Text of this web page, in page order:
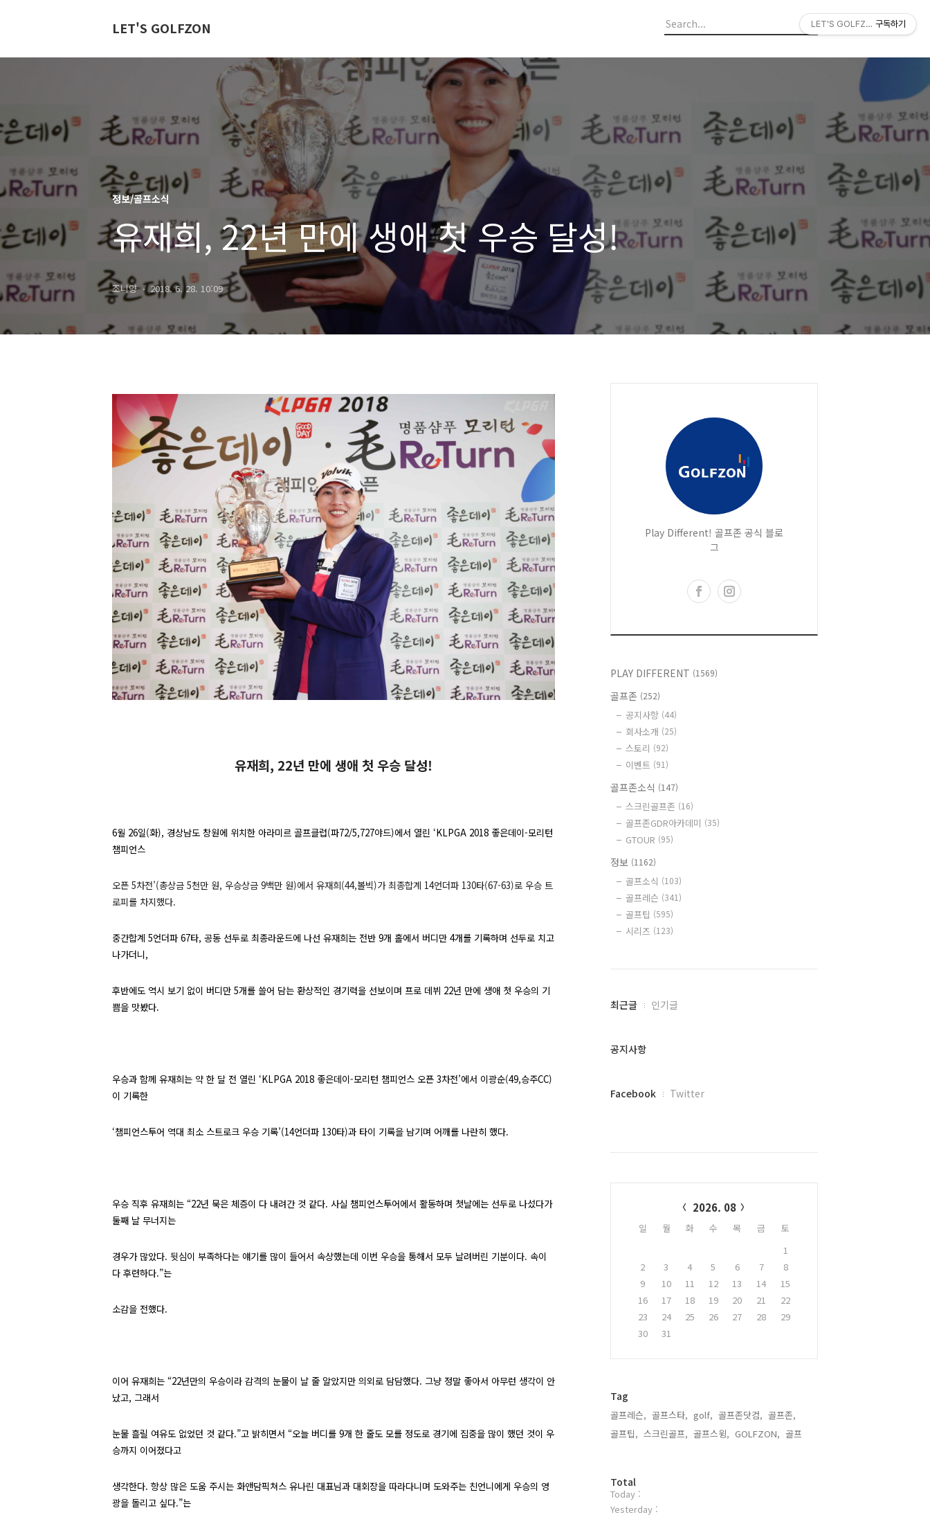
LET'S GOLFZON
정보/골프소식
유재희, 22년 만에 생애 첫 우승 달성!
조니양 2018. 6. 28. 10:09
유재희, 22년 만에 생애 첫 우승 달성!
6월 26일(화), 경상남도 창원에 위치한 아라미르 골프클럽(파72/5,727야드)에서 열린 ‘KLPGA 2018 좋은데이-모리턴
챔피언스
오픈 5차전’(총상금 5천만 원, 우승상금 9백만 원)에서 유재희(44,볼빅)가 최종합계 14언더파 130타(67-63)로 우승 트
로피를 차지했다.
중간합계 5언더파 67타, 공동 선두로 최종라운드에 나선 유재희는 전반 9개 홀에서 버디만 4개를 기록하며 선두로 치고
나가더니,
후반에도 역시 보기 없이 버디만 5개를 쓸어 담는 환상적인 경기력을 선보이며 프로 데뷔 22년 만에 생애 첫 우승의 기
쁨을 맛봤다.
우승과 함께 유재희는 약 한 달 전 열린 ‘KLPGA 2018 좋은데이-모리턴 챔피언스 오픈 3차전’에서 이광순(49,승주CC)
이 기록한
‘챔피언스투어 역대 최소 스트로크 우승 기록’(14언더파 130타)과 타이 기록을 남기며 어깨를 나란히 했다.
우승 직후 유재희는 “22년 묵은 체증이 다 내려간 것 같다. 사실 챔피언스투어에서 활동하며 첫날에는 선두로 나섰다가
둘째 날 무너지는
경우가 많았다. 뒷심이 부족하다는 얘기를 많이 들어서 속상했는데 이번 우승을 통해서 모두 날려버린 기분이다. 속이
다 후련하다.”는
소감을 전했다.
이어 유재희는 “22년만의 우승이라 감격의 눈물이 날 줄 알았지만 의외로 담담했다. 그냥 정말 좋아서 아무런 생각이 안
났고, 그래서
눈물 흘릴 여유도 없었던 것 같다.”고 밝히면서 “오늘 버디를 9개 한 줄도 모를 정도로 경기에 집중을 많이 했던 것이 우
승까지 이어졌다고
생각한다. 항상 많은 도움 주시는 화앤담픽쳐스 유나린 대표님과 대회장을 따라다니며 도와주는 친언니에게 우승의 영
광을 돌리고 싶다.”는
Play Different! 골프존 공식 블로
그
PLAY DIFFERENT (1569)
골프존 (252)
공지사항 (44)
회사소개 (25)
스토리 (92)
이벤트 (91)
골프존소식 (147)
스크린골프존 (16)
골프존GDR아카데미 (35)
GTOUR (95)
정보 (1162)
골프소식 (103)
골프레슨 (341)
골프팁 (595)
시리즈 (123)
최
과
글
최근글 인기글
공지사항
페
Facebook Twitter
2026. 08
일 월 화 수 목 금
토
1
2
3 4 5 6 7
8
9
10 11 12 13 14
15
16
17 18 19 20 21
22
23
24 25 26 27 28
29
30
31
Tag
골프레슨, 골프스타, golf, 골프존닷컴, 골프존,
골프팁, 스크린골프, 골프스윙, GOLFZON, 골프,
방
문
자
Total
Today :
Yesterday :
LET'S GOLFZON구독하기